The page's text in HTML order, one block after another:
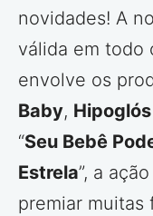
novidades! A
válida em
envolve os
Baby, Hipoglós
“Seu Bebê
Estrela”, a
premiar muitas